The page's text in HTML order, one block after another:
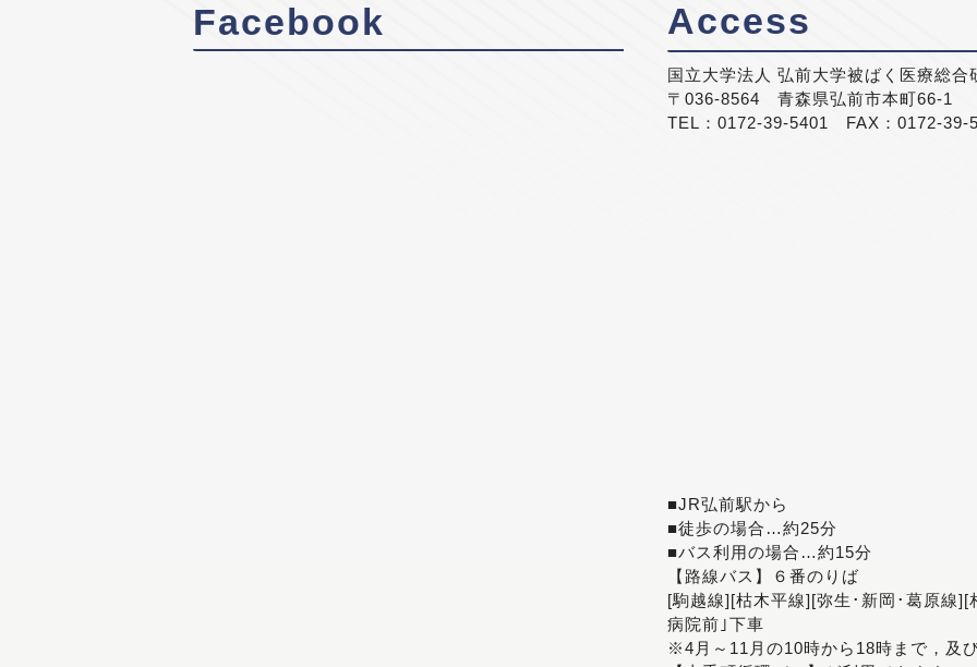
Facebook Access
国立大学法人 弘前大学被ばく医療総合
〒036-8564 青森県弘前市本町66-1
TEL：0172-39-5401 FAX：0172-39-
■JR弘前駅から
■徒歩の場合…約25分
■バス利用の場合…約15分
【路線バス】６番のりば
[駒越線][枯木平線][弥生･新岡･葛原線
病院前｣下車
※4月～11月の10時から18時まで，及